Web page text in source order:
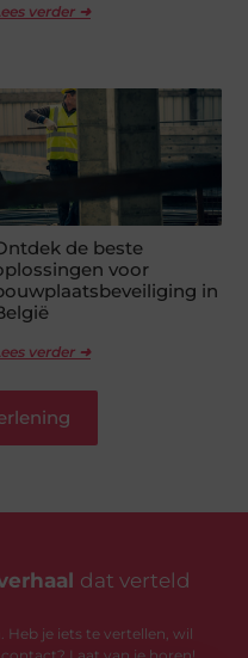
verder ➜
de beste
voor
in
verder ➜
dat verteld
Heb je iets te vertellen, wil